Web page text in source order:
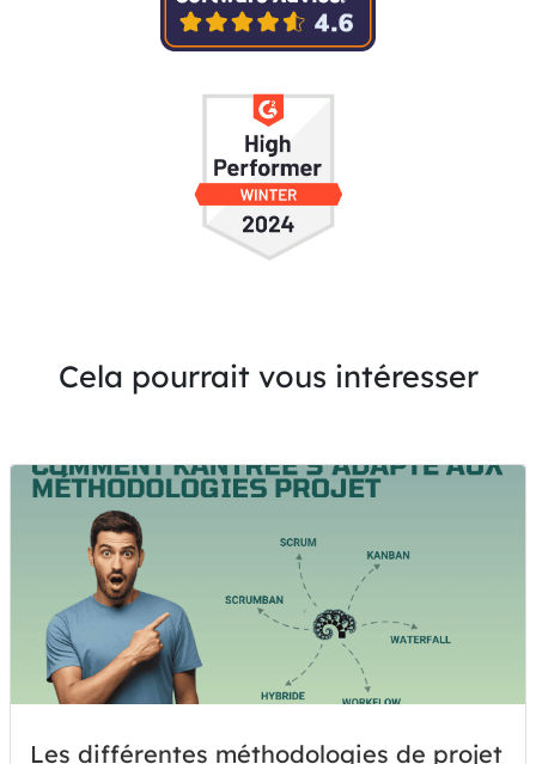
Cela pourrait vous intéresser
Les différentes méthodologies de projet